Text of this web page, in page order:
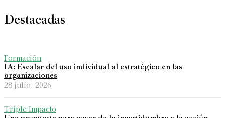
Destacadas
Formación
IA: Escalar del uso individual al estratégico en las
organizaciones
28 julio, 2026
Triple Impacto